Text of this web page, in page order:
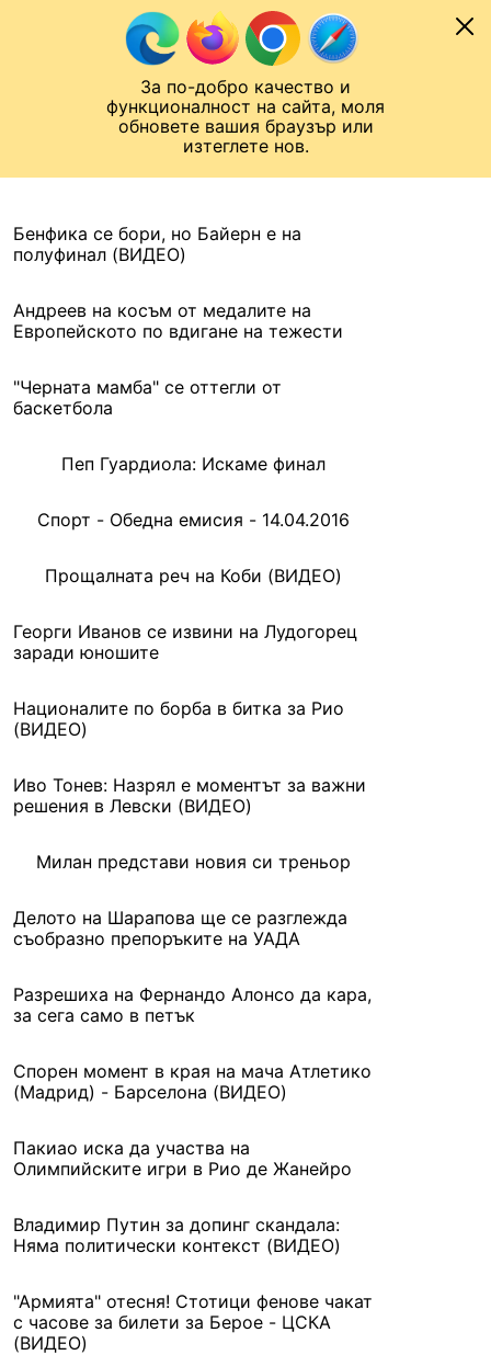
За по-добро качество и
функционалност на сайта, моля
обновете вашия браузър или
изтеглете нов.
Към съдържанието
Лига на Конференциите
Бенфика се бори, но Байерн е на
полуфинал (ВИДЕО)
Андреев на косъм от медалите на
Европейското по вдигане на тежести
"Черната мамба" се оттегли от
баскетбола
Пеп Гуардиола: Искаме финал
Спорт - Обедна емисия - 14.04.2016
Прощалната реч на Коби (ВИДЕО)
Георги Иванов се извини на Лудогорец
заради юношите
Националите по борба в битка за Рио
(ВИДЕО)
Иво Тонев: Назрял е моментът за важни
решения в Левски (ВИДЕО)
Милан представи новия си треньор
Делото на Шарапова ще се разглежда
съобразно препоръките на УАДА
Разрешиха на Фернандо Алонсо да кара,
за сега само в петък
Спорен момент в края на мача Атлетико
(Мадрид) - Барселона (ВИДЕО)
Пакиао иска да участва на
Олимпийските игри в Рио де Жанейро
Владимир Путин за допинг скандала:
Няма политически контекст (ВИДЕО)
"Армията" отесня! Стотици фенове чакат
с часове за билети за Берое - ЦСКА
(ВИДЕО)